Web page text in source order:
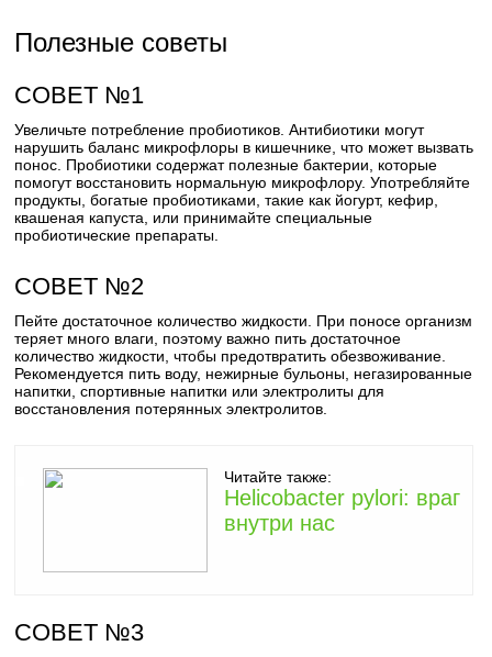
Полезные советы
СОВЕТ №1
Увеличьте потребление пробиотиков. Антибиотики могут
нарушить баланс микрофлоры в кишечнике, что может вызвать
понос. Пробиотики содержат полезные бактерии, которые
помогут восстановить нормальную микрофлору. Употребляйте
продукты, богатые пробиотиками, такие как йогурт, кефир,
квашеная капуста, или принимайте специальные
пробиотические препараты.
СОВЕТ №2
Пейте достаточное количество жидкости. При поносе организм
теряет много влаги, поэтому важно пить достаточное
количество жидкости, чтобы предотвратить обезвоживание.
Рекомендуется пить воду, нежирные бульоны, негазированные
напитки, спортивные напитки или электролиты для
восстановления потерянных электролитов.
Читайте также:
Helicobacter pylori: враг
внутри нас
СОВЕТ №3